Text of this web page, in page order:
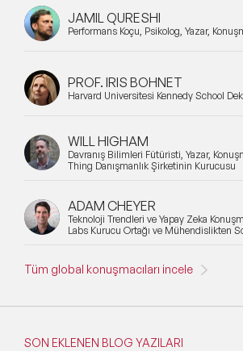
JAMIL QURESHI
Performans Koçu, Psikolog, Yazar,
PROF. IRIS BOHNET
Harvard Üniversitesi Kennedy School
WILL HIGHAM
Davranış Bilimleri Fütüristi, Yazar,
Thing Danışmanlık Şirketinin Kurucusu
ADAM CHEYER
Teknoloji Trendleri ve Yapay Zeka
Labs Kurucu Ortağı ve Mühendislikten
Tüm global konuşmacıları incele
SON EKLENEN BLOG YAZILARI